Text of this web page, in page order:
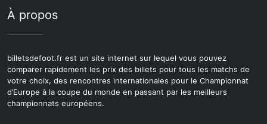
À propos
billetsdefoot.fr est un site internet sur lequel vous pouvez
comparer rapidement les prix des billets pour tous les matchs de
votre choix, des rencontres internationales pour le Championnat
d’Europe à la coupe du monde en passant par les meilleurs
championnats européens.